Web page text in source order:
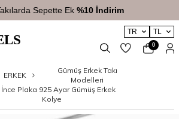
Sepette Ek %10 İndirim
TR TL
0
ERKEK
Gümüş Erkek Takı
Modelleri
İnce Plaka 925 Ayar Gümüş Erkek
Kolye